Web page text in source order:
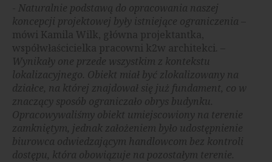
Naturalnie podstawą do opracowania naszej
koncepcji projektowej były istniejące ograniczenia
mówi Kamila Wilk, główna projektantka,
współwłaścicielka pracowni k2w architekci. –
Wynikały one przede wszystkim z kontekstu
lokalizacyjnego. Obiekt miał być zlokalizowany na
działce, na której znajdował się już fundament, co w
znaczący sposób ograniczało obrys budynku.
Opracowywaliśmy obiekt umiejscowiony na terenie
zamkniętym, jednak założeniem było udostępnienie
biurowca odwiedzającym handlowcom bez kontroli
dostępu, która obowiązuje na pozostałym terenie.